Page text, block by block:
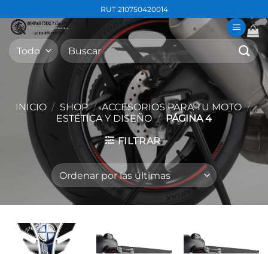
al
contenido
RUT 210750420014
Buscar
por:
INICIO / SHOP / ACCESORIOS PARA TU MOTO /
ESTÉTICA Y DISEÑO / PÁGINA 4
FILTRAR